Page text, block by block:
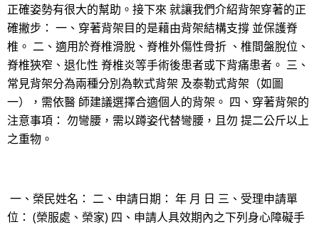
正確姿勢有很大的幫助。接下來 就讓我們介紹背架穿著的正
確撇步： 一、穿著背架目的是藉由背架結構支撐 並保護脊
椎。 二、適用於脊椎滑脫、脊椎外傷性骨折 、椎間盤脫位、
脊椎狹窄、退化性 脊椎炎等手術後患者或下背痛患者。 三、
常見背架分為兩種分別為軟式背架 及泰勒式背架（如圖
一），需依醫 師建議選擇合適個人的背架。 四、穿著背架的
注意事項： 勿彎腰，需以蹲姿代替彎腰，且勿 提二公斤以上
之重物。
一、榮民姓名： 二、申請日期： 年 月 日 三、受理申請單
位： (榮服處、榮家) 四、申請人具效期內之下列身心障礙手